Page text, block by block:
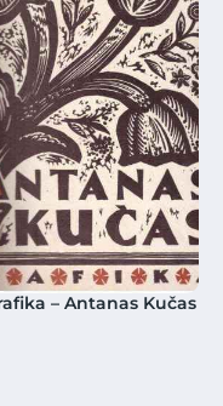
– Antanas Kučas